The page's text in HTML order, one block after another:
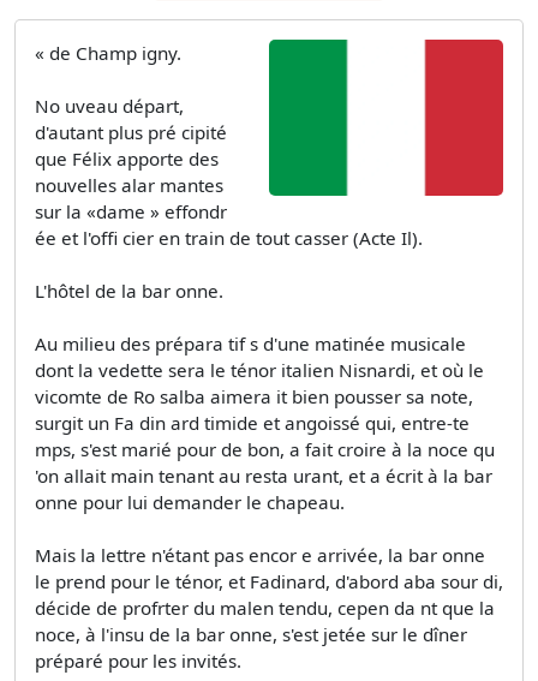
« de Champ igny.
No uveau départ,
d'autant plus pré cipité
que Félix apporte des
nouvelles alar mantes
sur la «dame » effondr
ée et l'offi cier en train de tout casser (Acte Il).
L'hôtel de la bar onne.
Au milieu des prépara­ tif s d'une matinée musicale
dont la vedette sera le ténor italien Nisnardi, et où le
vicomte de Ro salba aimera it bien pousser sa note,
surgit un Fa din ard timide et angoissé qui, entre-te
mps, s'est marié pour de bon, a fait croire à la noce qu
'on allait main tenant au resta urant, et a écrit à la bar
onne pour lui demander le chapeau.
Mais la lettre n'étant pas encor e arrivée, la bar onne
le prend pour le ténor, et Fadinard, d'abord aba­ sour di,
décide de profrter du malen tendu, cepen da nt que la
noce, à l'insu de la bar onne, s'est jetée sur le dîner
préparé pour les invités.